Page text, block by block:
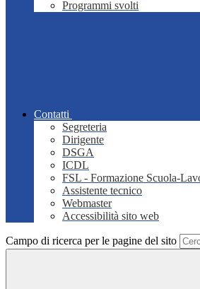
Programmi svolti
Contatti
Segreteria
Dirigente
DSGA
ICDL
FSL - Formazione Scuola-
Assistente tecnico
Webmaster
Accessibilità sito web
Campo di ricerca per le pagine del sito